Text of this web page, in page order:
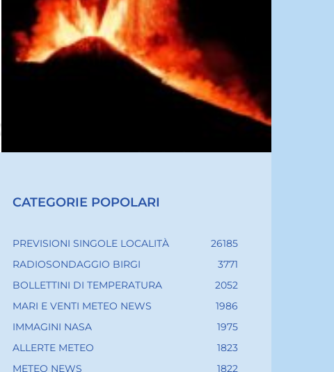
CATEGORIE POPOLARI
PREVISIONI SINGOLE LOCALITÀ
26185
RADIOSONDAGGIO BIRGI
3771
BOLLETTINI DI TEMPERATURA
2052
MARI E VENTI METEO NEWS
1986
IMMAGINI NASA
1975
ALLERTE METEO
1823
METEO NEWS
1822